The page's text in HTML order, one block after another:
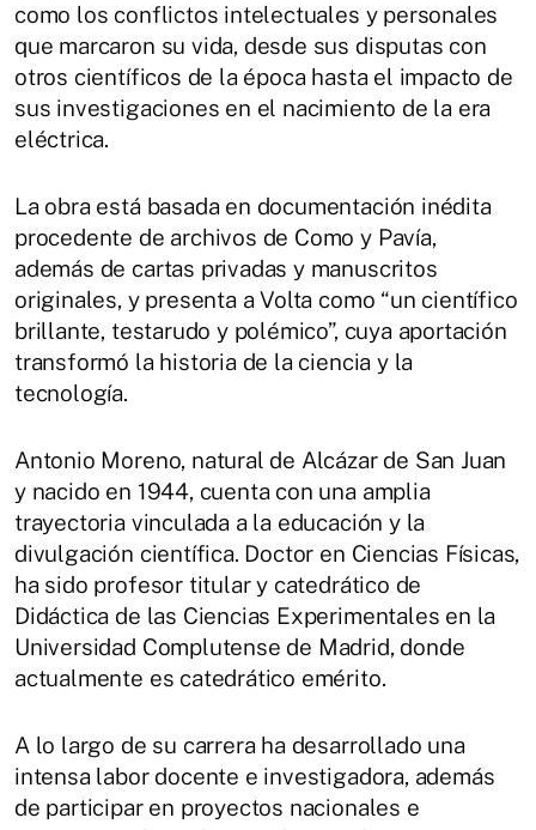
como los conflictos intelectuales y personales
que marcaron su vida, desde sus disputas con
otros científicos de la época hasta el impacto de
sus investigaciones en el nacimiento de la era
eléctrica.
La obra está basada en documentación inédita
procedente de archivos de Como y Pavía,
además de cartas privadas y manuscritos
originales, y presenta a Volta como “un científico
brillante, testarudo y polémico”, cuya aportación
transformó la historia de la ciencia y la
tecnología.
Antonio Moreno, natural de Alcázar de San Juan
y nacido en 1944, cuenta con una amplia
trayectoria vinculada a la educación y la
divulgación científica. Doctor en Ciencias Físicas,
ha sido profesor titular y catedrático de
Didáctica de las Ciencias Experimentales en la
Universidad Complutense de Madrid, donde
actualmente es catedrático emérito.
A lo largo de su carrera ha desarrollado una
intensa labor docente e investigadora, además
de participar en proyectos nacionales e